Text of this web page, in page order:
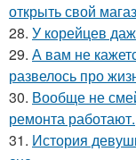
открыть свой
28. У корейцев
29. А вам не
развелось про
30. Вообще не
ремонта работают.
31. История